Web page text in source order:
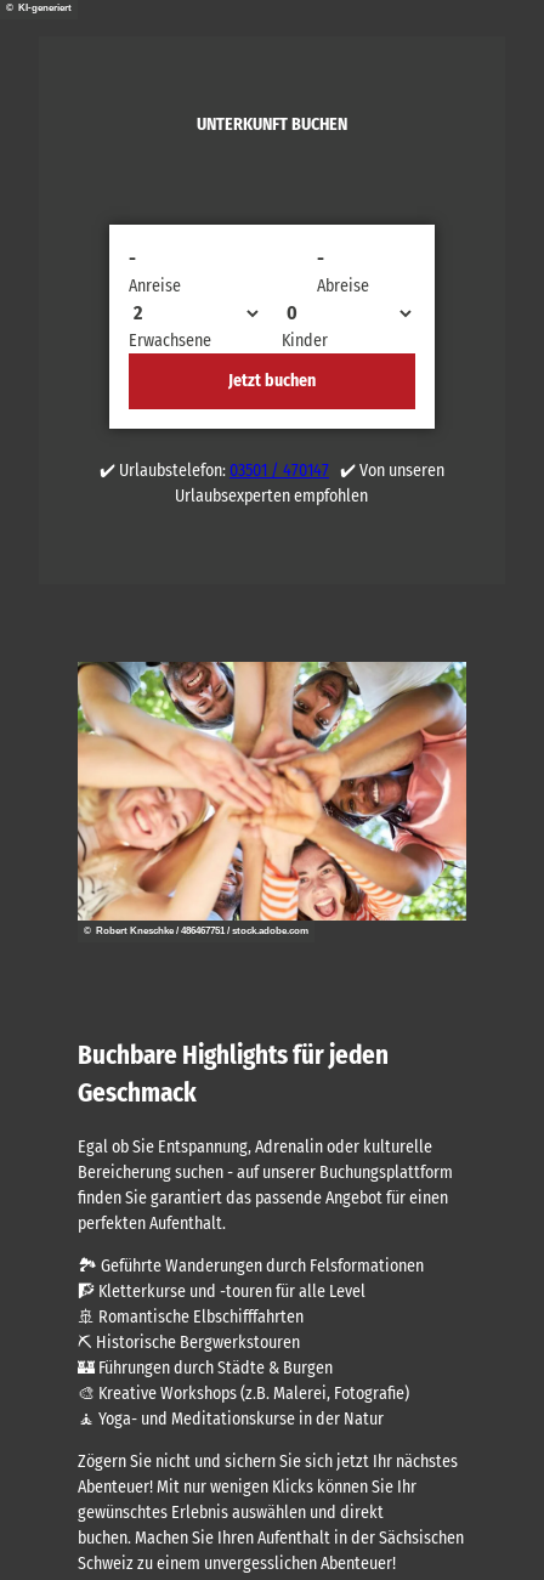
© KI-generiert
UNTERKUNFT BUCHEN
Anreise
-
Abreise
-
Erwachsene
Kinder
Jetzt buchen
✔️ Urlaubstelefon:03501 / 470147✔️ Von unseren
Urlaubsexperten empfohlen
Buchbare Highlights für jeden
Geschmack
Egal ob Sie Entspannung, Adrenalin oder kulturelle
Bereicherung suchen - auf unserer Buchungsplattform
finden Sie garantiert das passende Angebot für einen
perfekten Aufenthalt.
🏞️ Geführte Wanderungen durch Felsformationen
🧗 Kletterkurse und -touren für alle Level
🚢 Romantische Elbschifffahrten
⛏️ Historische Bergwerkstouren
🏰 Führungen durch Städte & Burgen
🎨 Kreative Workshops (z.B. Malerei, Fotografie)
🧘 Yoga- und Meditationskurse in der Natur
Zögern Sie nicht und sichern Sie sich jetzt Ihr nächstes
Abenteuer! Mit nur wenigen Klicks können Sie Ihr
gewünschtes Erlebnis auswählen und direkt
buchen. Machen Sie Ihren Aufenthalt in der Sächsischen
Schweiz zu einem unvergesslichen Abenteuer!
© Robert Kneschke / 486467751 / stock.adobe.com